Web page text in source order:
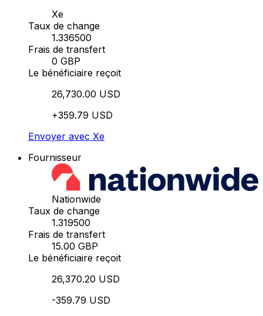
Xe
Taux de change
1.336500
Frais de transfert
0 GBP
Le bénéficiaire reçoit
26,730.00 USD
+359.79 USD
Envoyer avec Xe
Fournisseur
Nationwide
Taux de change
1.319500
Frais de transfert
15.00 GBP
Le bénéficiaire reçoit
26,370.20 USD
-359.79 USD